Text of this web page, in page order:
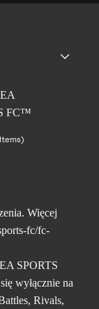
Więcej
fc/fc-
SPORTS
wyłącznie na
Rivals,